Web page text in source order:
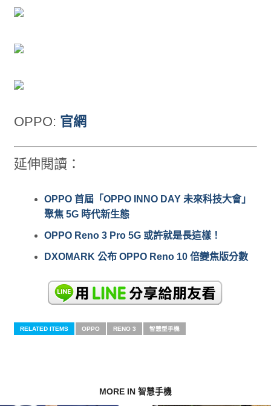
OPPO: 官網
延伸閱讀：
OPPO 首屆「OPPO INNO DAY 未來科技大會」
聚焦 5G 時代新生態
OPPO Reno 3 Pro 5G 或許就是長這樣！
DXOMARK 公布 OPPO Reno 10 倍變焦版分數
RELATED ITEMS OPPO RENO 3 智慧型手機
MORE IN 智慧手機